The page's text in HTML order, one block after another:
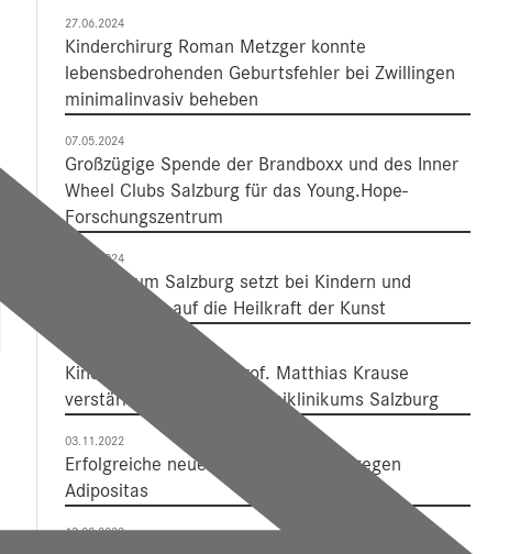
27.06.2024
Kinderchirurg Roman Metzger konnte
lebensbedrohenden Geburtsfehler bei Zwillingen
minimalinvasiv beheben
07.05.2024
Großzügige Spende der Brandboxx und des Inner
Wheel Clubs Salzburg für das Young.Hope-
Forschungszentrum
08.04.2024
Uniklinikum Salzburg setzt bei Kindern und
Jugendlichen auf die Heilkraft der Kunst
Kinder-Neurochirurg Prof. Matthias Krause
verstärkt das Team des Uniklinikums Salzburg
03.11.2022
Erfolgreiche neue Studie im Kampf gegen
Adipositas
13.09.2022